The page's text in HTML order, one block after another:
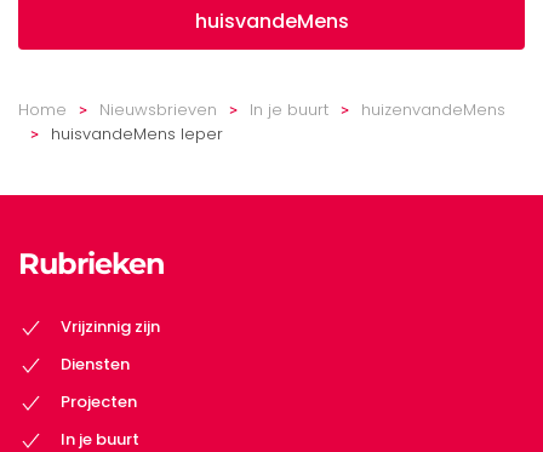
huisvandeMens
Home Nieuwsbrieven In je buurt
huizenvandeMens
huisvandeMens Ieper
Rubrieken
Vrijzinnig zijn
Diensten
Projecten
In je buurt